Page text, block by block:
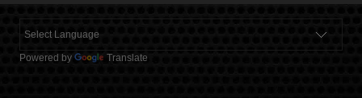
Powered by Translate